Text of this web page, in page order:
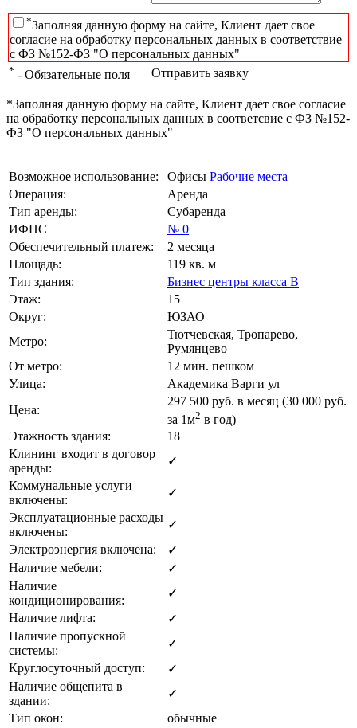
*Заполняя данную форму на сайте, Клиент дает свое
согласие на обработку персональных данных в соответствие
с ФЗ №152-ФЗ "О персональных данных"
* - Обязательные поля Отправить заявку
*Заполняя данную форму на сайте, Клиент дает свое согласие
на обработку персональных данных в соответсвие с ФЗ №152-
ФЗ "О персональных данных"
Возможное использование: Офисы Рабочие места
Операция:
Аренда
Тип аренды:
Субаренда
ИФНС
№ 0
Обеспечительный платеж:
2 месяца
Площадь:
119 кв. м
Тип здания:
Бизнес центры класса B
Этаж:
15
Округ:
ЮЗАО
Метро:
Тютчевская, Тропарево,
Румянцево
От метро:
12 мин. пешком
Улица:
Академика Варги ул
Цена:
297 500 руб. в месяц (30 000 руб.
за 1м2 в год)
Этажность здания:
18
Клининг входит в договор
аренды:
✓
Коммунальные услуги
включены:
✓
Эксплуатационные расходы
включены:
✓
Электроэнергия включена:
✓
Наличие мебели:
✓
Наличие
кондиционирования:
✓
Наличие лифта:
✓
Наличие пропускной
системы:
✓
Круглосуточный доступ:
✓
Наличие общепита в
здании:
✓
Тип окон:
обычные